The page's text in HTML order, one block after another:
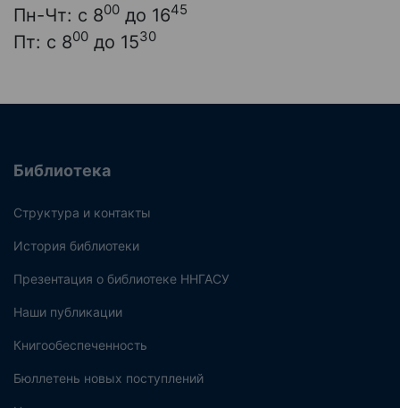
Пн-Чт: с 800 до 1645
Пт: с 800 до 1530
Библиотека
Структура и контакты
История библиотеки
Презентация о библиотеке ННГАСУ
Наши публикации
Книгообеспеченность
Бюллетень новых поступлений